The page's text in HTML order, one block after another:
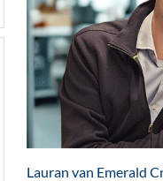
Lauran van Emerald